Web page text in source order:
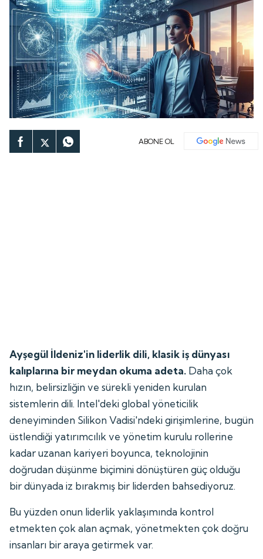
ABONE OL
Ayşegül İldeniz'in liderlik dili, klasik iş dünyası
kalıplarına bir meydan okuma adeta. Daha çok
hızın, belirsizliğin ve sürekli yeniden kurulan
sistemlerin dili. Intel'deki global yöneticilik
deneyiminden Silikon Vadisi'ndeki girişimlerine, bugün
üstlendiği yatırımcılık ve yönetim kurulu rollerine
kadar uzanan kariyeri boyunca, teknolojinin
doğrudan düşünme biçimini dönüştüren güç olduğu
bir dünyada iz bırakmış bir liderden bahsediyoruz.
Bu yüzden onun liderlik yaklaşımında kontrol
etmekten çok alan açmak, yönetmekten çok doğru
insanları bir araya getirmek var.